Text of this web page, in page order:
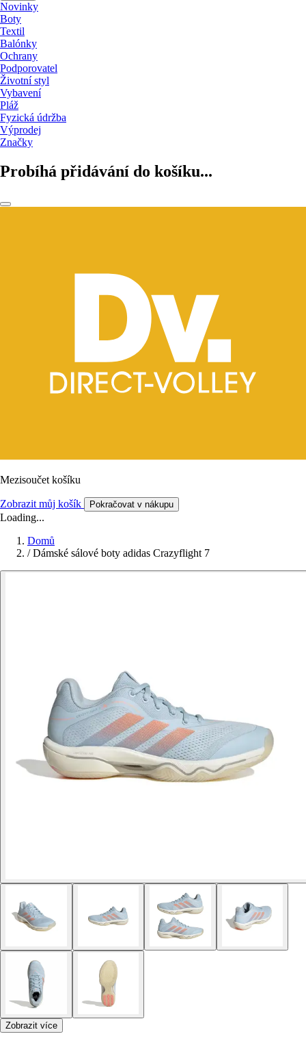
Novinky
Boty
Textil
Balónky
Ochrany
Podporovatel
Životní styl
Vybavení
Pláž
Fyzická údržba
Výprodej
Značky
Probíhá přidávání do košíku...
Mezisoučet košíku
Zobrazit můj košík Pokračovat v nákupu
Loading...
Domů
/ Dámské sálové boty adidas Crazyflight 7
Zobrazit více